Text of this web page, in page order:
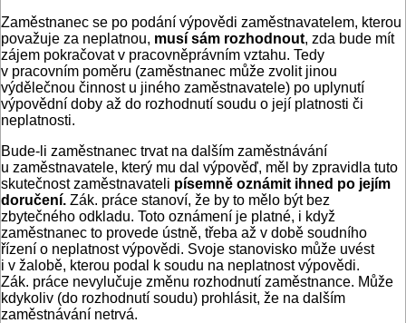
Zaměstnanec se po podání výpovědi zaměstnavatelem, kterou
považuje za neplatnou, musí sám rozhodnout, zda bude mít
zájem pokračovat v pracovněprávním vztahu. Tedy
v pracovním poměru (zaměstnanec může zvolit jinou
výdělečnou činnost u jiného zaměstnavatele) po uplynutí
výpovědní doby až do rozhodnutí soudu o její platnosti či
neplatnosti.
Bude-li zaměstnanec trvat na dalším zaměstnávání
u zaměstnavatele, který mu dal výpověď, měl by zpravidla tuto
skutečnost zaměstnavateli písemně oznámit ihned po jejím
doručení. Zák. práce stanoví, že by to mělo být bez
zbytečného odkladu. Toto oznámení je platné, i když
zaměstnanec to provede ústně, třeba až v době soudního
řízení o neplatnost výpovědi. Svoje stanovisko může uvést
i v žalobě, kterou podal k soudu na neplatnost výpovědi.
Zák. práce nevylučuje změnu rozhodnutí zaměstnance. Může
kdykoliv (do rozhodnutí soudu) prohlásit, že na dalším
zaměstnávání netrvá.